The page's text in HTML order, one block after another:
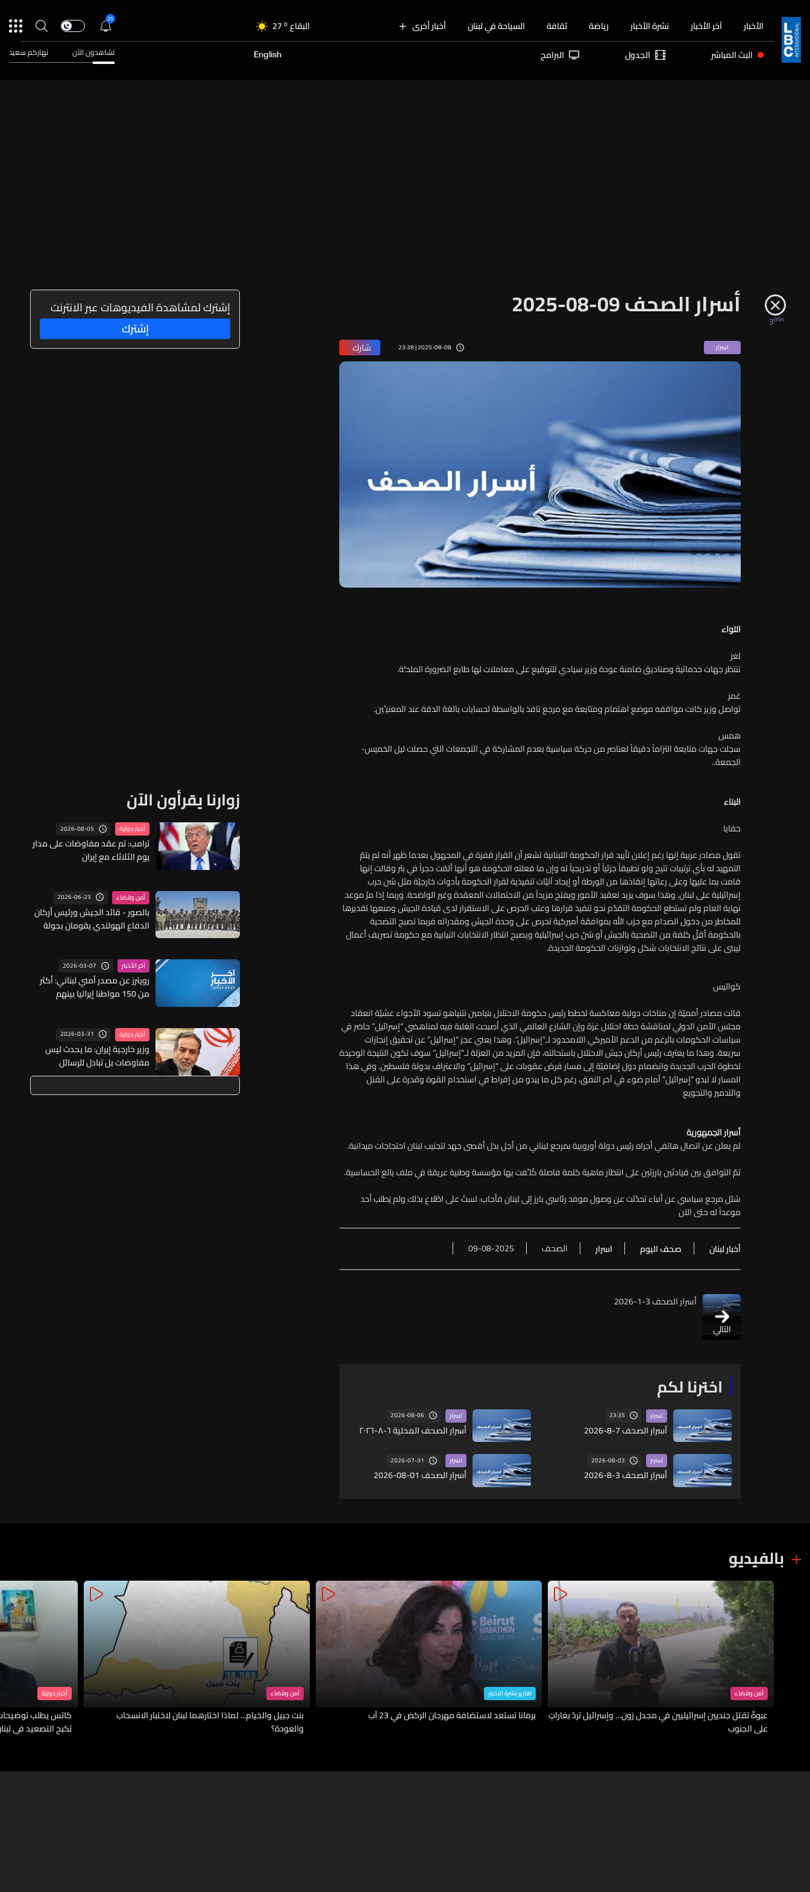
الأخبار آخر الأخبار نشرة الأخبار رياضة ثقافة السياحة في لبنان أخبار أخرى البقاع 27 o
الجنوب 28o
30
25
البث المباشر الجدول البرامج English تشاهدون الآن نهاركم سعيد
3min أسرار الصحف 09-08-2025
اسرار 2025-08-08 | 23:38 شارك
اللواء
لغز
تنتظر جهات خدماتية وصناديق ضامنة عودة وزير سيادي للتوقيع على معاملات لها طابع الضرورة الملحَّة.
غمز
تواصل وزير كانت مواقفه موضع اهتمام ومتابعة مع مرجع نافذ بالواسطة لحسابات بالغة الدقة عند المعنيِّين.
همس
سجلت جهات متابعة التزاماً دقيقاً لعناصر من حركة سياسية بعدم المشاركة في التجمعات التي حصلت ليل الخميس-
الجمعة..
البناء
خفايا
تقول مصادر عربية إنها رغم إعلان تأييد قرار الحكومة اللبنانية تشعر أن القرار قفزة في المجهول بعدما ظهر أنه لم يتمّ
التمهيد له بأي ترتيبات تتيح ولو تطبيقاً جزئياً أو تدريجياً له وإن ما فعلته الحكومة هو أنها ألقت حجراً في بئر وقالت إنها
قامت بما عليها وعلى رعاتها إنقاذها من الورطة أو إيجاد آليّات تنفيذية لقرار الحكومة بأدوات خارجيّة مثل شن حرب
إسرائيلية على لبنان. وهذا سوف يزيد تعقيد الأمور ويفتح مزيداً من الاحتمالات المعقدة وغير الواضحة. وربما إذا مرّ موعد
نهاية العام ولم تستطع الحكومة التقدّم نحو تنفيذ قرارها وغلب الحرص على الاستقرار لدى قيادة الجيش ومنعها تقديرها
للمخاطر من دخول الصدام مع حزب الله بموافقة أميركية تحرص على وحدة الجيش ومقدراته فربما تصبح التضحية
بالحكومة أقلّ كلفة من التضحية بالجيش أو شنّ حرب إسرائيلية ويصبح انتظار الانتخابات النيابية مع حكومة تصريف أعمال
ليبنى على نتائج الانتخابات شكل وتوازنات الحكومة الجديدة.
كواليس
قالت مصادر أمميّة إن مناخات دولية معاكسة لخطط رئيس حكومة الاحتلال بنيامين نتنياهو تسود الأجواء عشيّة انعقاد
مجلس الأمن الدولي لمناقشة خطة احتلال غزة وإن الشارع العالمي الذي أصبحت الغلبة فيه لمناهضي “إسرائيل” حاضر في
سياسات الحكومات بالرغم من الدعم الأميركي اللامحدود لـ”إسرائيل”. وهذا يعني عجز “إسرائيل” عن تحقيق إنجازات
سريعة. وهذا ما يعترف رئيس أركان جيش الاحتلال باستحالته، فإن المزيد من العزلة لـ”إسرائيل” سوف تكون النتيجة الوحيدة
لخطوة الحرب الجديدة وانضمام دول إضافيّة إلى مسار فرض عقوبات على “إسرائيل” والاعتراف بدولة فلسطين. وفي هذا
المسار لا تبدو “إسرائيل” أمام ضوء في آخر النفق، رغم كل ما يبدو من إفراط في استخدام القوة وقدرة على القتل
والتدمير والتجويع
أسرار الجمهورية
لم يعلَن عن اتصال هاتفي أجراه رئيس دولة أوروبية بمرجع لبناني من أجل بذل أقصى جهد لتجنيب لبنان احتجاجات ميدانية.
تمّ التوافق بين قيادتَين بارزتَين على انتظار ماهية كلمة فاصلة كُلِّفت بها مؤسسة وطنية عريقة في ملف بالغ الحساسية.
سُئل مرجع سياسي عن أنباء تحدّثت عن وصول موفد رئاسي بارز إلى لبنان فأجاب: لستُ على اطّلاع بذلك ولم يَطلب أحد
موعداً له حتى الآن
أخبار لبنان صحف اليوم اسرار الصحف 09-08-2025
التالي
أسرار الصحف 3-1-2026
اخترنا لكم
اسرار 23:35
أسرار الصحف 7-8-2026
اسرار 2026-08-06
أسرار الصحف المحلية ٦-٨-٢٠٢٦
اسرار 2026-08-03
أسرار الصحف 3-8-2026
اسرار 2026-07-31
أسرار الصحف 01-08-2026
إشترك لمشاهدة الفيديوهات عبر الانترنت
إشترك
زوارنا يقرأون الآن
أخبار دولية 2026-08-05
ترامب: تم عقد مفاوضات على مدار
يوم الثلاثاء مع إيران
أمن وقضاء 2026-06-23
بالصور - قائد الجيش ورئيس أركان
الدفاع الهولندي يقومان بجولة
آخر الأخبار 2026-03-07
رويترز عن مصدر أمني لبناني: أكثر
من 150 مواطنا إيرانيا بينهم
أخبار دولية 2026-03-31
وزير خارجية إيران: ما يحدث ليس
مفاوضات بل تبادل للرسائل
بالفيديو
أمن وقضاء
عبوةٌ تقتل جنديين إسرائيليين في مجدل زون… وإسرائيل تردّ بغاراتٍ
على الجنوب
تقارير نشرة الاخبار
برمانا تستعد لاستضافة مهرجان الركض في 23 آب
أمن وقضاء
بنت جبيل والخيام... لماذا اختارهما لبنان لاختبار الانسحاب
والعودة؟
أخبار دولية
كاتس يطلب
تكبح التصعيد في